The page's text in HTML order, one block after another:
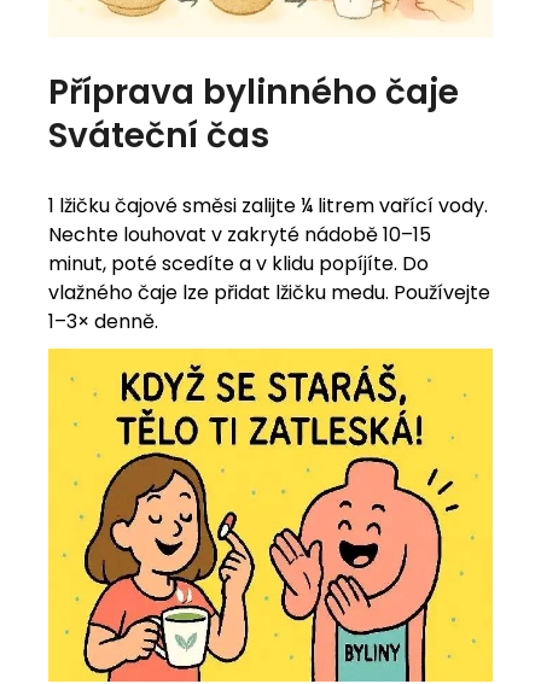
Příprava bylinného čaje
Sváteční čas
1 lžičku čajové směsi zalijte ¼ litrem vařící vody.
Nechte louhovat v zakryté nádobě 10–15
minut, poté scedíte a v klidu popíjíte. Do
vlažného čaje lze přidat lžičku medu. Používejte
1–3× denně.